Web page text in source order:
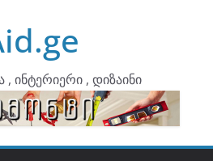
დიზიანი
წარმოგიდგენთ
, ინტერიერი , დიზაინი